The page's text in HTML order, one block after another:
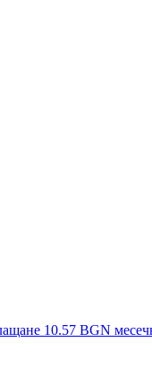
10.57 BGN